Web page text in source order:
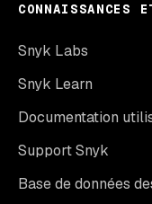
CONNAISSANCES
Snyk Labs
Snyk Learn
Documentation
Support Snyk
Base de données